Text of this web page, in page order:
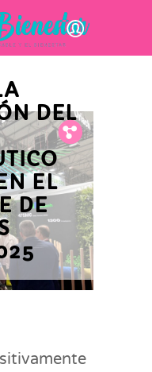
Fb.
Tw.
Pin.
DEL
EL
DE